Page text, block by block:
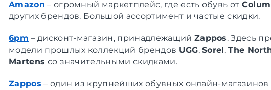
Amazon – огромный маркетплейс, где есть обувь от
других брендов. Большой ассортимент и частые скидки.
6pm – дисконт-магазин, принадлежащий Zappos. Здесь
модели прошлых коллекций брендов UGG,Sorel ,The
Martens со значительными скидками.
Zappos – один из крупнейших обувных онлайн-